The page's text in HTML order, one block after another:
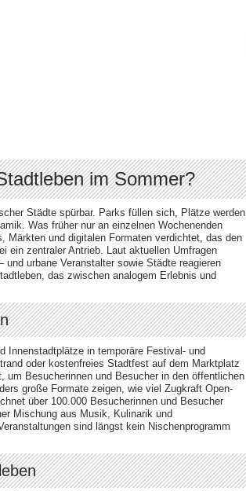
im Sommer?
Städte spürbar. Parks füllen sich, Plätze werden
Was früher nur an einzelnen Wochenenden
und digitalen Formaten verdichtet, das den
ein zentraler Antrieb. Laut aktuellen Umfragen
urbane Veranstalter sowie Städte reagieren
das zwischen analogem Erlebnis und
Innenstadtplätze in temporäre Festival- und
oder kostenfreies Stadtfest auf dem Marktplatz
Besucherinnen und Besucher in den öffentlichen
große Formate zeigen, wie viel Zugkraft Open-
über 100.000 Besucherinnen und Besucher
Mischung aus Musik, Kulinarik und
sind längst kein Nischenprogramm